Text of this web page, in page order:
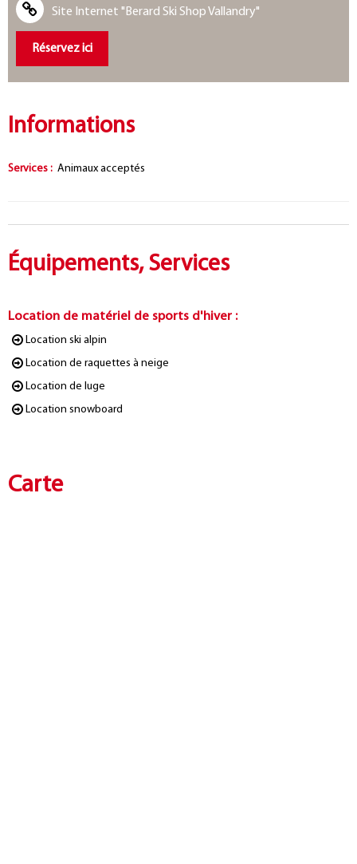
Site Internet "Berard Ski Shop Vallandry"
Réservez ici
Informations
Services : Animaux acceptés
Équipements, Services
Location de matériel de sports d'hiver :
Location ski alpin
Location de raquettes à neige
Location de luge
Location snowboard
Carte